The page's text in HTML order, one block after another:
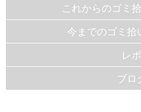
これからのゴミ
今までのゴミ拾
レポ
ブロ